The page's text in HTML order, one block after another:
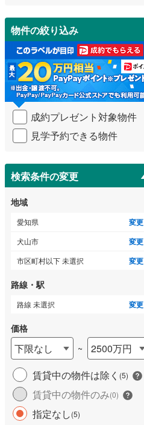
受
け
取
る
・
条
件
を
イ
ペ
ジ
に
保
存
す
る
物件の絞り込み
成約プレゼント対象物件
見学予約できる物件
検索条件の変更
地域
愛知県 変更
犬山市 変更
市区町村以下 未選択 変更
路線・駅
路線 未選択 変更
価格
下限なし ~
2500万円
賃貸中の物件は除く (5)
賃貸中の物件のみ(0)
指定なし(5)
あま市(18)
西春日井郡豊山町(0)
海部郡大治町(7)
知多郡阿久比町(3)
知多郡美浜町(1)
北設楽郡設楽町(2
長期優良住宅（0）